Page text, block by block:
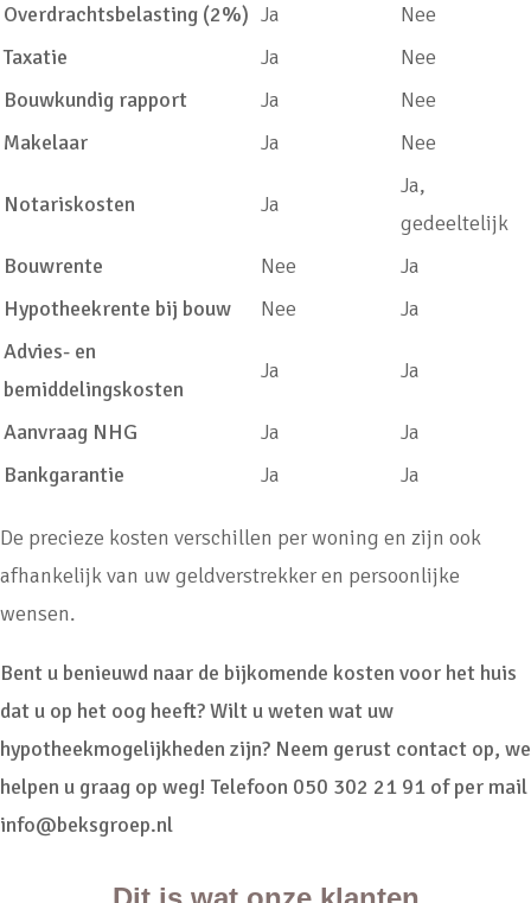
Overdrachtsbelasting (2%) Ja
Nee
Taxatie
Ja
Nee
Bouwkundig rapport
Ja
Nee
Makelaar
Ja Nee
Notariskosten Ja
Ja,
gedeeltelijk
Bouwrente
Nee
Ja
Hypotheekrente bij bouw
Nee
Ja
Advies- en
bemiddelingskosten
Ja Ja
Aanvraag NHG Ja
Ja
Bankgarantie
Ja Ja
De precieze kosten verschillen per woning en zijn ook
afhankelijk van uw geldverstrekker en persoonlijke
wensen.
Bent u benieuwd naar de bijkomende kosten voor het huis
dat u op het oog heeft? Wilt u weten wat uw
hypotheekmogelijkheden zijn? Neem gerust contact op, we
helpen u graag op weg! Telefoon 050 302 21 91 of per mail
info@beksgroep.nl